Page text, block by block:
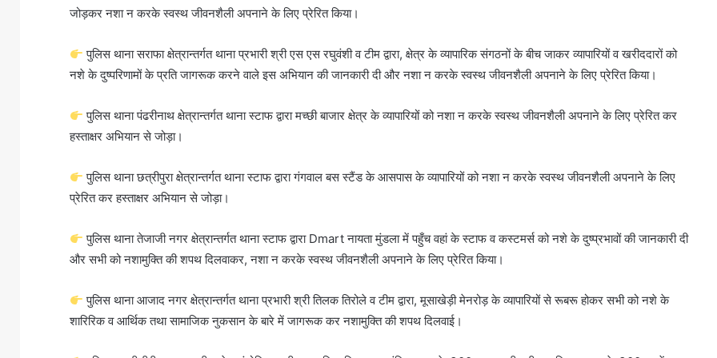
जोड़कर नशा न करके स्वस्थ जीवनशैली अपनाने के लिए प्रेरित किया।
पुलिस थाना सराफा क्षेत्रान्तर्गत थाना प्रभारी श्री एस एस रघुवंशी व टीम द्वारा, क्षेत्र के व्यापारिक संगठनों के बीच जाकर व्यापारियों व खरीददारों को
नशे के दुष्परिणामों के प्रति जागरूक करने वाले इस अभियान की जानकारी दी और नशा न करके स्वस्थ जीवनशैली अपनाने के लिए प्रेरित किया।
पुलिस थाना पंढरीनाथ क्षेत्रान्तर्गत थाना स्टाफ द्वारा मच्छी बाजार क्षेत्र के व्यापारियों को नशा न करके स्वस्थ जीवनशैली अपनाने के लिए प्रेरित कर
हस्ताक्षर अभियान से जोड़ा।
पुलिस थाना छत्रीपुरा क्षेत्रान्तर्गत थाना स्टाफ द्वारा गंगवाल बस स्टैंड के आसपास के व्यापारियों को नशा न करके स्वस्थ जीवनशैली अपनाने के लिए
प्रेरित कर हस्ताक्षर अभियान से जोड़ा।
पुलिस थाना तेजाजी नगर क्षेत्रान्तर्गत थाना स्टाफ द्वारा Dmart नायता मुंडला में पहुँच वहां के स्टाफ व कस्टमर्स को नशे के दुष्प्रभावों की जानकारी दी
और सभी को नशामुक्ति की शपथ दिलवाकर, नशा न करके स्वस्थ जीवनशैली अपनाने के लिए प्रेरित किया।
पुलिस थाना आजाद नगर क्षेत्रान्तर्गत थाना प्रभारी श्री तिलक तिरोले व टीम द्वारा, मूसाखेड़ी मेनरोड़ के व्यापारियों से रूबरू होकर सभी को नशे के
शारिरिक व आर्थिक तथा सामाजिक नुकसान के बारे में जागरूक कर नशामुक्ति की शपथ दिलवाई।